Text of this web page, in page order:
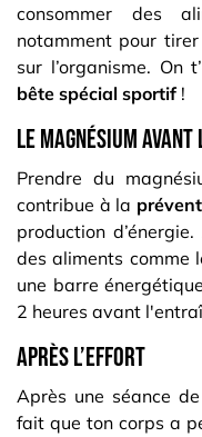
consommer des
notamment pour
sur l’organisme. On
bête spécial sportif !
Le magnésium
Prendre du
contribue à la
production
des aliments comme
une barre
2 heures avant
Après l’effort
Après une séance
fait que ton corps a